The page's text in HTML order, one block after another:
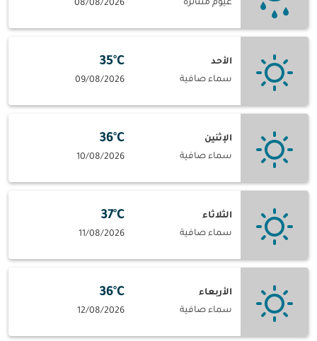
غيوم متناثرة 08/08/2026
الأحد
سماء صافية
35°C
09/08/2026
الإثنين
سماء صافية
36°C
10/08/2026
الثلاثاء
سماء صافية
37°C
11/08/2026
الأربعاء
سماء صافية
36°C
12/08/2026